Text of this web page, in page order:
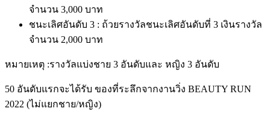
จำนวน 3,000 บาท
ชนะเลิศอันดับ 3 : ถ้วยรางวัลชนะเลิศอันดับที่ 3 เงินรางวัล
จำนวน 2,000 บาท
หมายเหตุ :รางวัลแบ่งชาย 3 อันดับและ หญิง 3 อันดับ
50 อันดับแรกจะได้รับ ของที่ระลึกจากงานวิ่ง BEAUTY RUN
2022 (ไม่แยกชาย/หญิง)